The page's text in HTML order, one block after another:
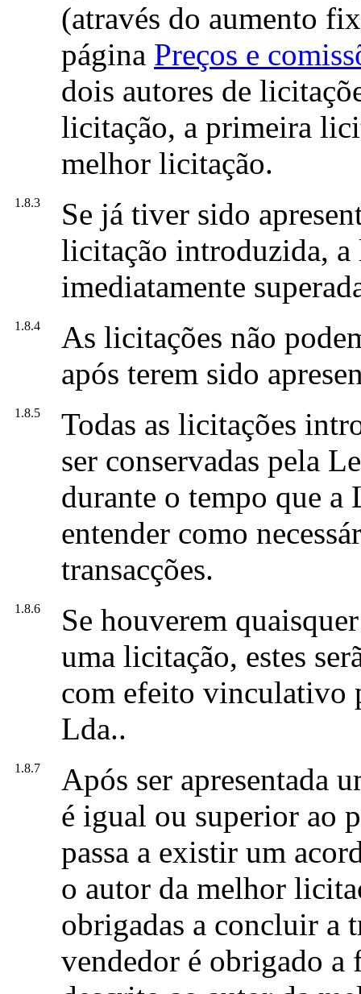
(através do aumento
página Preços e
dois autores de
licitação, a primeira
melhor licitação.
1.8.3
Se já tiver sido
licitação introduzida,
imediatamente
1.8.4
As licitações não
após terem sido
1.8.5
Todas as licitações
ser conservadas pela
durante o tempo que
entender como
transacções.
1.8.6
Se houverem
uma licitação, estes
com efeito vinculativo
Lda..
1.8.7
Após ser apresentada
é igual ou superior ao
passa a existir um
o autor da melhor
obrigadas a concluir a
vendedor é obrigado a